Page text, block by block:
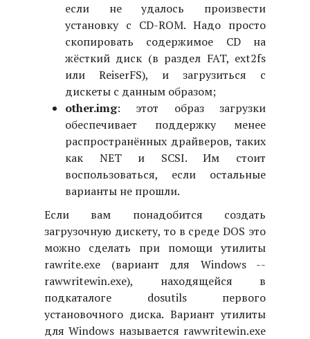
если не удалось произвести
установку с CD-ROM. Надо просто
скопировать содержимое CD на
жёсткий диск (в раздел FAT, ext2fs
или ReiserFS), и загрузиться с
дискеты с данным образом;
other.img: этот образ загрузки
обеспечивает поддержку менее
распространённых драйверов, таких
как NET и SCSI. Им стоит
воспользоваться, если остальные
варианты не прошли.
Если вам понадобится создать
загрузочную дискету, то в среде DOS это
можно сделать при помощи утилиты
rawrite.exe (вариант для Windows --
rawwritewin.exe), находящейся в
подкаталоге dosutils первого
установочного диска. Вариант утилиты
для Windows называется rawwritewin.exe